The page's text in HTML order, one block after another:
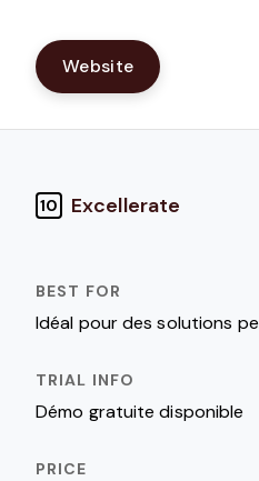
Website
10 Excellerate
Idéal pour des solutions
Démo gratuite disponible